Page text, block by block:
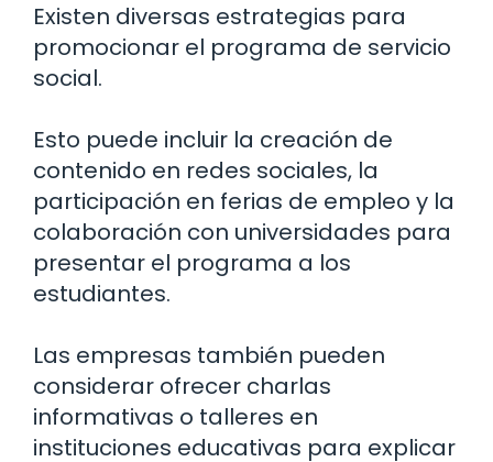
Existen diversas estrategias para
promocionar el programa de servicio
social.
Esto puede incluir la creación de
contenido en redes sociales, la
participación en ferias de empleo y la
colaboración con universidades para
presentar el programa a los
estudiantes.
Las empresas también pueden
considerar ofrecer charlas
informativas o talleres en
instituciones educativas para explicar